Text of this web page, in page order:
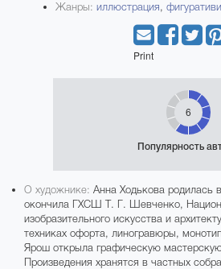
Жанры: иллюстрация,
Print
6
Популярность
О художнике: Анна Ходькова родилась
окончила ГХСШ Т. Г. Шевченко,
изобразительного искусства и
техниках офорта, линогравюры,
Ярош открыла графическую
Произведения хранятся в частных